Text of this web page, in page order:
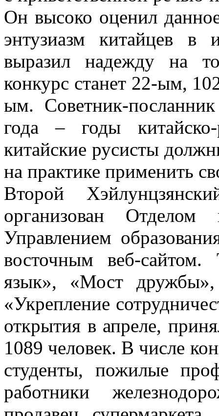
Он высоко оценил
энтузиазм китайцев в
выразил надежду на
конкурс станет 22-ым,
ым. Советник-
года – годы
китайские русисты
на практике применить
Второй
организован
Управлением
восточным веб-
язык», «Мост дружбы»,
«Укрепление
открытия в апреле,
1089 человек. В числе
студенты, пожилые
работники